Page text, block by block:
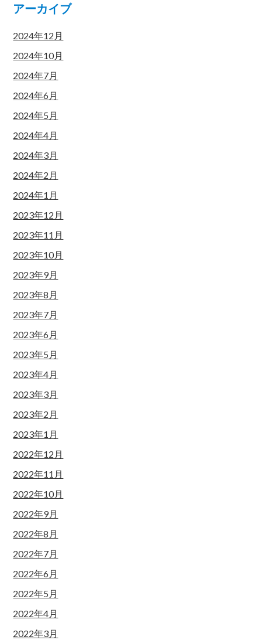
アーカイブ
2024年12月
2024年10月
2024年7月
2024年6月
2024年5月
2024年4月
2024年3月
2024年2月
2024年1月
2023年12月
2023年11月
2023年10月
2023年9月
2023年8月
2023年7月
2023年6月
2023年5月
2023年4月
2023年3月
2023年2月
2023年1月
2022年12月
2022年11月
2022年10月
2022年9月
2022年8月
2022年7月
2022年6月
2022年5月
2022年4月
2022年3月